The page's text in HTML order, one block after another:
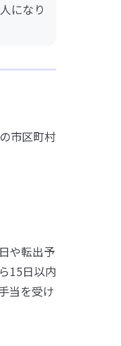
になり
市区町村
や転出予
15日以内
当を受け